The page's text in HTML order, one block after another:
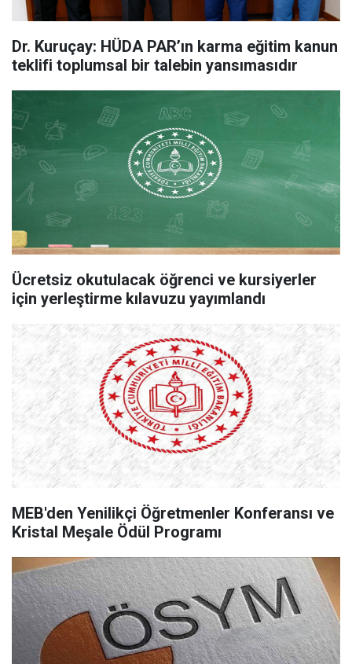
Dr. Kuruçay: HÜDA PAR’ın karma eğitim kanun
teklifi toplumsal bir talebin yansımasıdır
Ücretsiz okutulacak öğrenci ve kursiyerler
için yerleştirme kılavuzu yayımlandı
MEB'den Yenilikçi Öğretmenler Konferansı ve
Kristal Meşale Ödül Programı